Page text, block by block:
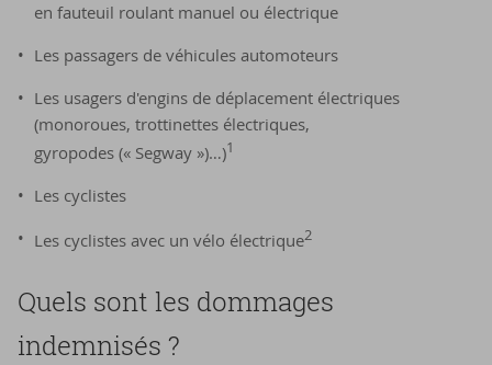
en fauteuil roulant manuel ou électrique
Les passagers de véhicules automoteurs
Les usagers d'engins de déplacement électriques
(monoroues, trottinettes électriques,
gyropodes (« Segway »)…)1
Les cyclistes
Les cyclistes avec un vélo électrique2
Quels sont les dommages
indemnisés ?